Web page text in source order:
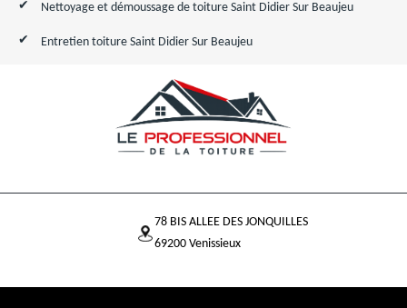
Nettoyage et démoussage de toiture Saint Didier Sur Beaujeu
Entretien toiture Saint Didier Sur Beaujeu
78 BIS ALLEE DES JONQUILLES
69200 Venissieux